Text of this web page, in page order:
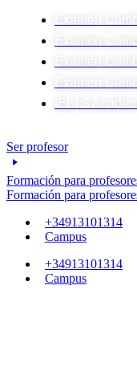
Examen
Examen
Examen
Examen
IELTS
Ser profesor
Formación para
Formación para
+34913101314
Campus
+34913101314
Campus